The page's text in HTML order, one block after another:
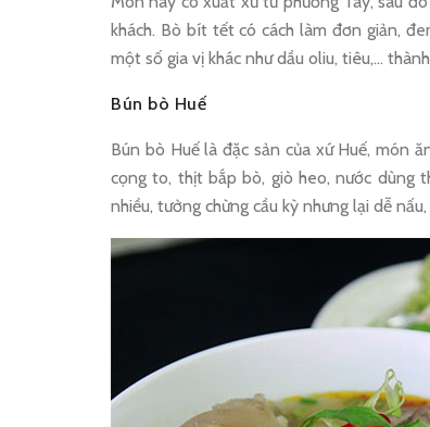
khách. Bò bít tết có cách làm đơn giản,
một số gia vị khác như dầu oliu, tiêu,…
Bún bò Huế
Bún bò Huế là đặc sản của xứ Huế, món
cọng to, thịt bắp bò, giò heo, nước dùng
nhiều, tưởng chừng cầu kỳ nhưng lại dễ